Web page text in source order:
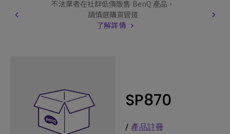
不法業者在社群低價販售 BenQ 產品，
請慎選購買管道
了解詳情
SP870
/ 產品註冊